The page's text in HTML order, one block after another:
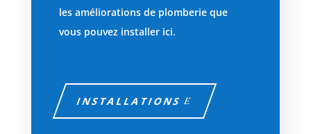
les améliorations de plomberie que
vous pouvez installer ici.
INSTALLATIONS